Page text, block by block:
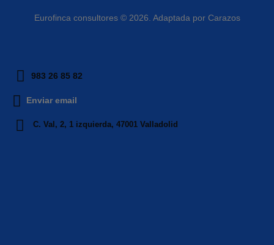
Eurofinca consultores © 2026. Adaptada por Carazos
983 26 85 82
Enviar email
C. Val, 2, 1 izquierda, 47001 Valladolid